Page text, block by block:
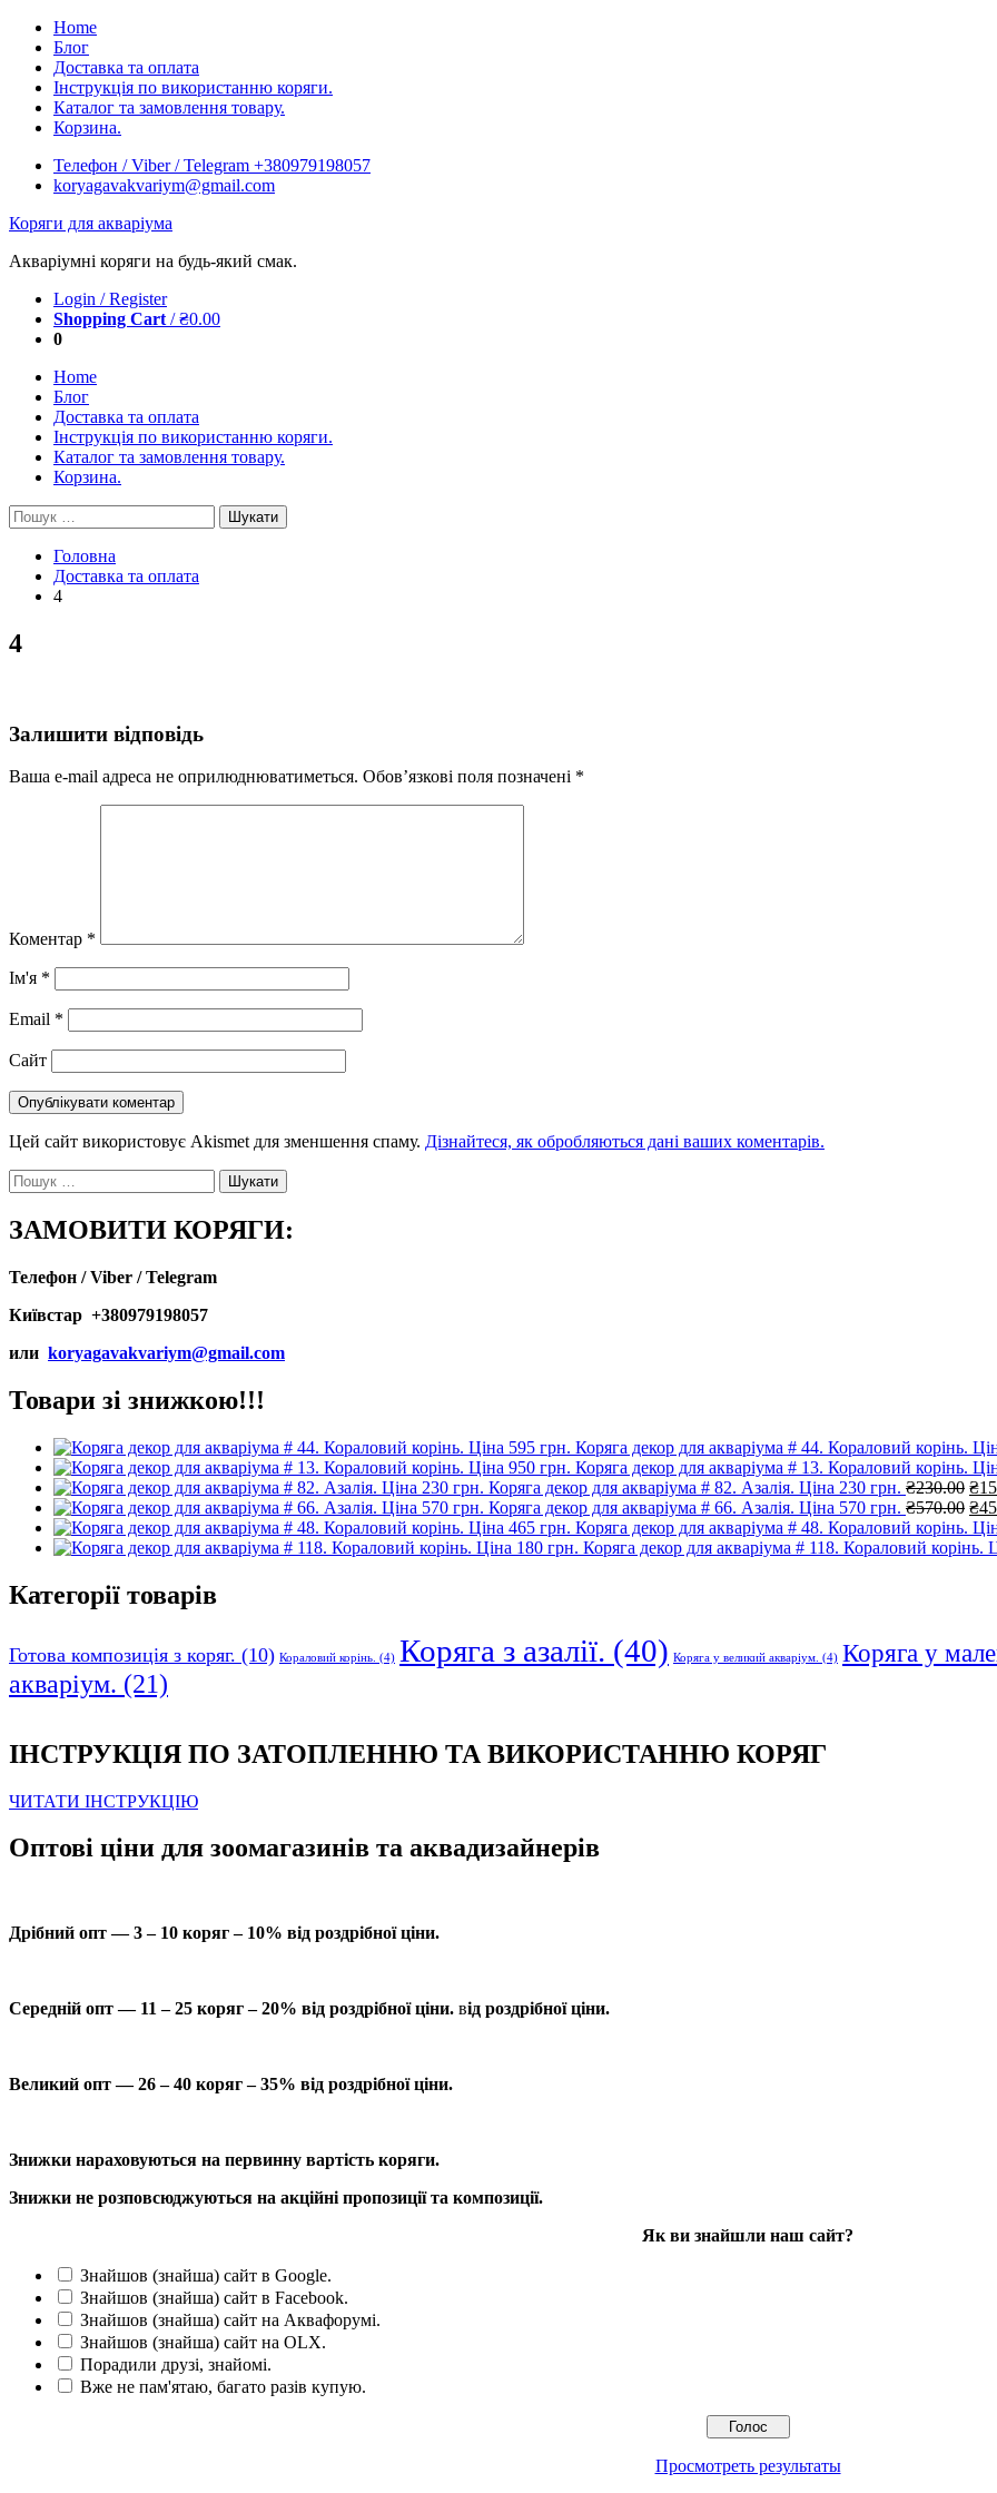
Skip
content
Home
Блог
Доставка та оплата
Інструкція по використанню коряги.
Каталог та замовлення товару.
Корзина.
Телефон / Viber / Telegram +380979198057
koryagavakvariym@gmail.com
Коряги для акваріума
Акваріумні коряги на будь-який смак.
Login / Register
Shopping Cart /₴0.00
0
Home
Блог
Доставка та оплата
Інструкція по використанню коряги.
Каталог та замовлення товару.
Корзина.
Пошук:
Головна
Доставка та оплата
4
4
Залишити відповідь
Ваша e-mail адреса не оприлюднюватиметься. Обов’язкові поля позначені *
Коментар *
Ім'я *
Email *
Сайт
Цей сайт використовує Akismet для зменшення спаму. Дізнайтеся, як обробляються дані ваших коментарів.
Пошук:
ЗАМОВИТИ КОРЯГИ:
Телефон / Viber / Telegram
Київстар +380979198057
или koryagavakvariym@gmail.com
Товари зі знижкою!!!
Коряга декор для акваріума # 44. Кораловий корінь.
Коряга декор для акваріума # 13. Кораловий корінь.
Коряга декор для акваріума # 82. Азалія. Ціна 230 грн. ₴230.00 ₴
Коряга декор для акваріума # 66. Азалія. Ціна 570 грн. ₴570.00 ₴
Коряга декор для акваріума # 48. Кораловий корінь.
Коряга декор для акваріума # 118. Кораловий корінь.
Категорії товарів
Готова композиція з коряг. (10) Кораловий корінь. (4) Коряга з азалії. (40) Коряга у великий акваріум. (4) Коряга у
акваріум. (21)
ІНСТРУКЦІЯ ПО ЗАТОПЛЕННЮ ТА ВИКОРИСТАННЮ КОРЯГ
ЧИТАТИ ІНСТРУКЦІЮ
Оптові ціни для зоомагазинів та аквадизайнерів
Дрібний опт — 3 – 10 коряг – 10% від роздрібної ціни.
Середній опт — 11 – 25 коряг – 20% від роздрібної ціни. від роздрібної ціни.
Великий опт — 26 – 40 коряг – 35% від роздрібної ціни.
Знижки нараховуються на первинну вартість коряги.
Знижки не розповсюджуються на акційні пропозиції та композиції.
Як ви знайшли наш сайт?
Знайшов (знайша) сайт в Google.
Знайшов (знайша) сайт в Facebook.
Знайшов (знайша) сайт на Аквафорумі.
Знайшов (знайша) сайт на OLX.
Порадили друзі, знайомі.
Вже не пам'ятаю, багато разів купую.
Просмотреть результаты